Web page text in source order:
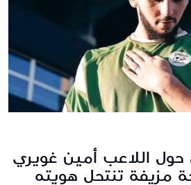
حول اللاعب أمين غويري
مزيفة تنتحل هويته